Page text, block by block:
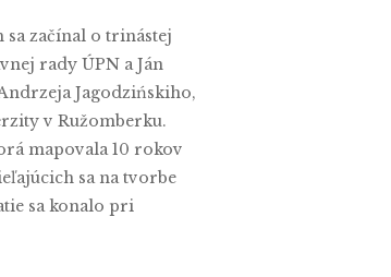
sa začínal o trinástej
rady ÚPN a Ján
Jagodzińskiho,
v Ružomberku.
mapovala 10 rokov
sa na tvorbe
sa konalo pri